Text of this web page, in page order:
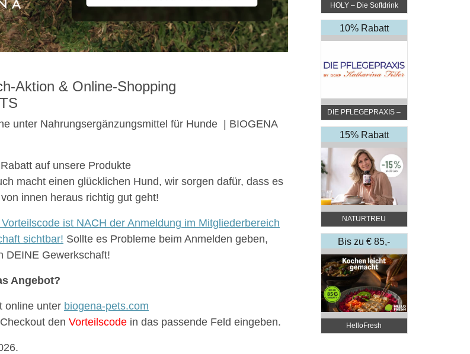
Aktion & Online-Shopping
unter Nahrungsergänzungsmittel für Hunde | BIOGENA
auf unsere Produkte
macht einen glücklichen Hund, wir sorgen dafür, dass es
innen heraus richtig gut geht!
ist NACH der Anmeldung im Mitgliederbereich
sichtbar! Sollte es Probleme beim Anmelden geben,
DEINE Gewerkschaft!
Angebot?
online unter biogena-pets.com
den Vorteilscode in das passende Feld eingeben.
HOLY – Die Softdrink
Revolution
10% Rabatt
DIE PFLEGEPRAXIS –
by DGKP Katharina
Fister
15% Rabatt
NATURTREU
Bis zu € 85,-
Rabatt
HelloFresh